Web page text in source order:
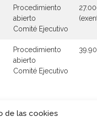
de las cookies
Procedimiento
abierto
Comité Ejecutivo
Procedimiento
abierto
Comité Ejecutivo